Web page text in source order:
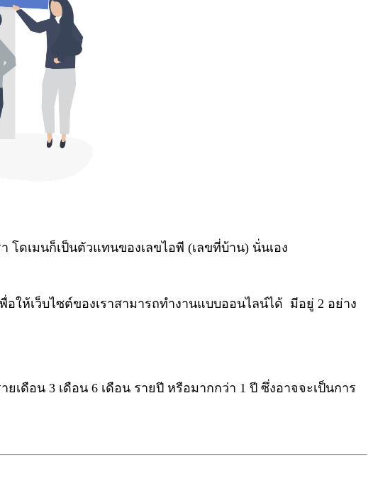
โดเมนก็เป็นตัวแทนของเลขไอพี (เลขที่บ้าน) นั่นเอง
อให้เว็บไซต์ของเราสามารถทำงานแบบออนไลน์ได้ มีอยู่ 2 อย่าง
ดือน 3 เดือน 6 เดือน รายปี หรือมากกว่า 1 ปี ซึ่งอาจจะเป็นการ